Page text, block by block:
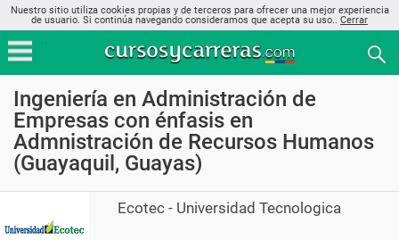
Nuestro sitio utiliza cookies propias y de terceros para ofrecer una mejor experiencia
de usuario. Si continúa navegando consideramos que acepta su uso.. Cerrar
Ingeniería en Administración de
Empresas con énfasis en
Admnistración de Recursos Humanos
(Guayaquil, Guayas)
Ecotec - Universidad Tecnologica